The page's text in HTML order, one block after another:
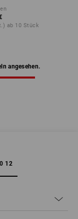
ab 10 Stück
angesehen.
12